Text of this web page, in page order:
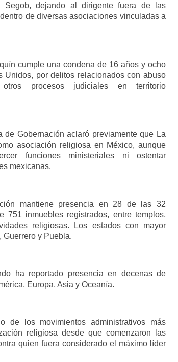
dejando al dirigente fuera de las
de diversas asociaciones vinculadas a
cumple una condena de 16 años y ocho
Unidos, por delitos relacionados con abuso
procesos judiciales en territorio
Gobernación aclaró previamente que La
asociación religiosa en México, aunque
funciones ministeriales ni ostentar
mexicanas.
mantiene presencia en 28 de las 32
751 inmuebles registrados, entre templos,
religiosas. Los estados con mayor
Guerrero y Puebla.
ha reportado presencia en decenas de
Europa, Asia y Oceanía.
de los movimientos administrativos más
religiosa desde que comenzaron las
quien fuera considerado el máximo líder